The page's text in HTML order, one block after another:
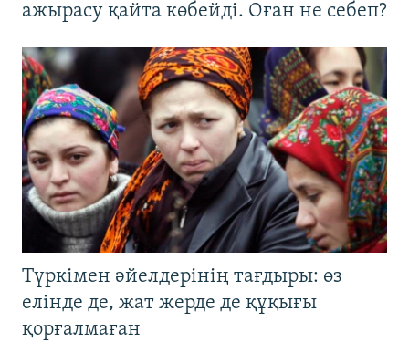
ажырасу қайта көбейді. Оған не себеп?
Түркімен әйелдерінің тағдыры: өз
елінде де, жат жерде де құқығы
қорғалмаған